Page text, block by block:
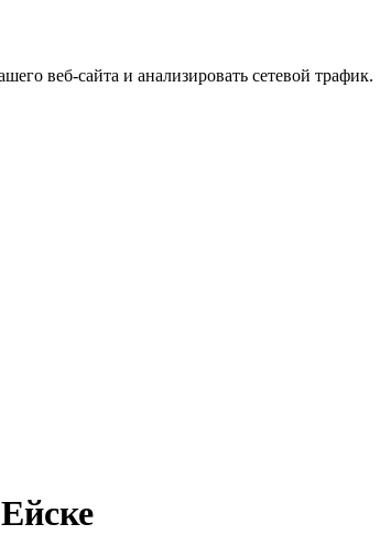
веб-сайта и анализировать сетевой трафик.